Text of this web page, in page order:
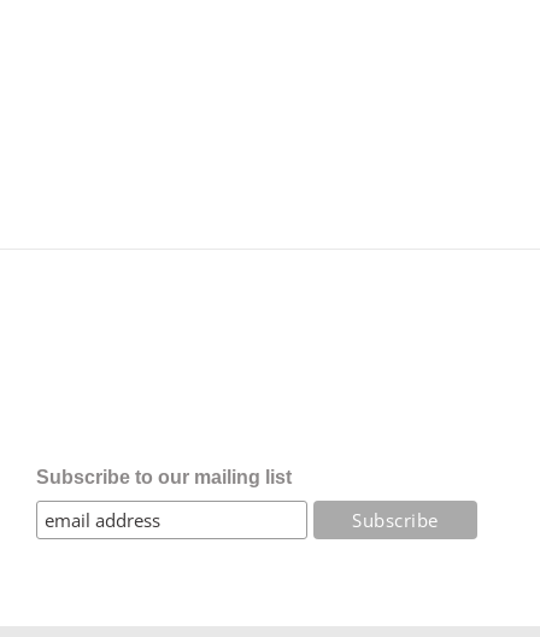
Subscribe to our mailing list